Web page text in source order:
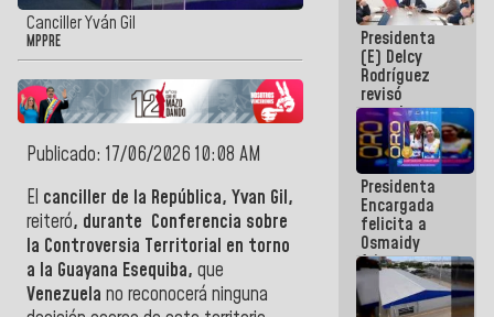
Canciller Yván Gil
MPPRE
Publicado: 17/06/2026 10:08 AM
El canciller de la República, Yvan Gil,
reiteró, durante Conferencia sobre
la Controversia Territorial en torno
a la Guayana Esequiba, que
Venezuela no reconocerá ninguna
en Juegos
Centroamericanos
y del Caribe
2026
Presidenta
(E) Delcy
Rodríguez
revisó
agenda
económica y
ejecución de
fondos de
emergencia
post-sismos
Presidenta
Encargada
felicita a
Osmaidy
Arias y
Giraly
Marcano por